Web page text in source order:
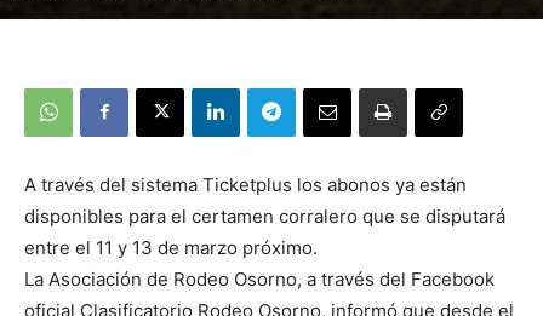
A través del sistema Ticketplus los abonos ya están
disponibles para el certamen corralero que se disputará
entre el 11 y 13 de marzo próximo.
La Asociación de Rodeo Osorno, a través del Facebook
oficial Clasificatorio Rodeo Osorno, informó que desde el